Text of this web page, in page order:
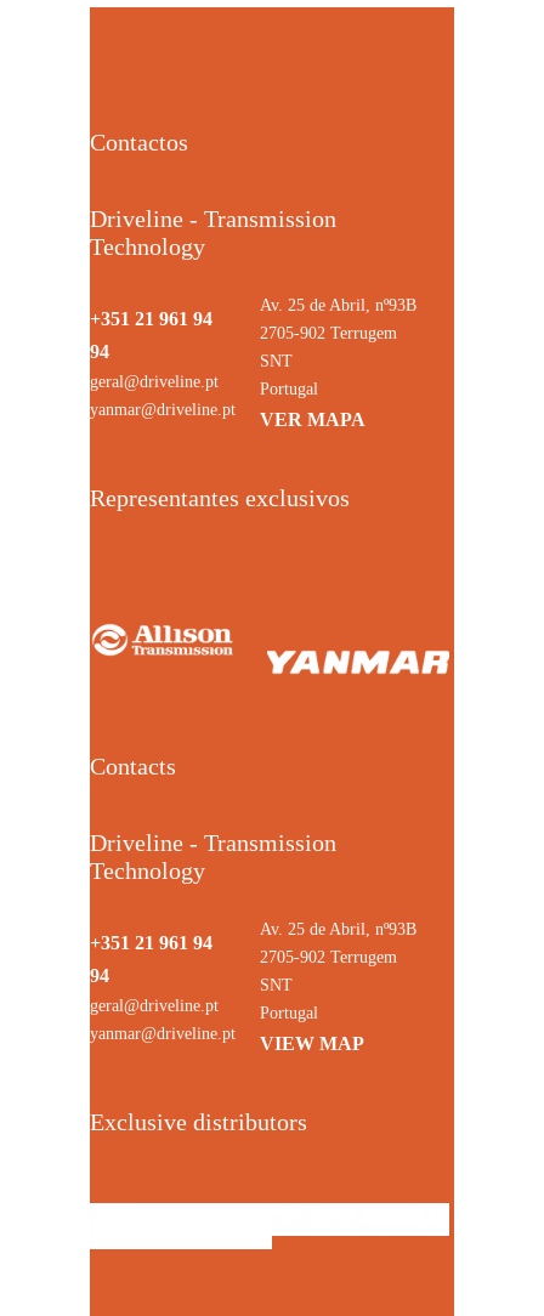
Contactos
Driveline - Transmission
Technology
+351 21 961 94
94
geral@driveline.pt
yanmar@driveline.pt
Av. 25 de Abril, nº93B
2705-902 Terrugem
SNT
Portugal
VER MAPA
Representantes exclusivos
Contacts
Driveline - Transmission
Technology
+351 21 961 94
94
geral@driveline.pt
yanmar@driveline.pt
Av. 25 de Abril, nº93B
2705-902 Terrugem
SNT
Portugal
VIEW MAP
Exclusive distributors